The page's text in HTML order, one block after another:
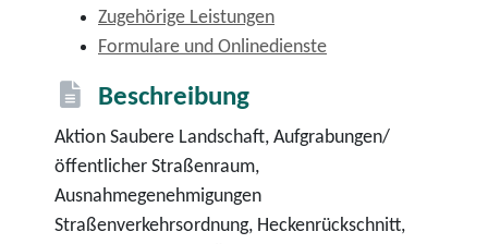
Zugehörige Leistungen
Formulare und Onlinedienste
Beschreibung
Aktion Saubere Landschaft, Aufgrabungen/
öffentlicher Straßenraum,
Ausnahmegenehmigungen
Straßenverkehrsordnung, Heckenrückschnitt,